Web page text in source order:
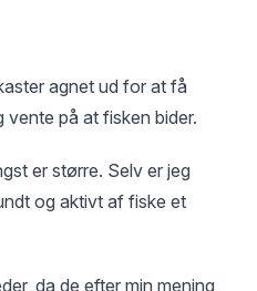
agnet ud for at få
vente på at fisken bider.
er større. Selv er jeg
og aktivt af fiske et
da de efter min mening